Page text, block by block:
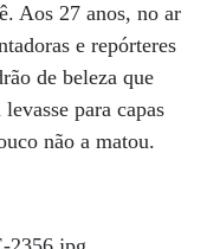
Aos 27 anos, no ar
e repórteres
de beleza que
para capas
não a matou.